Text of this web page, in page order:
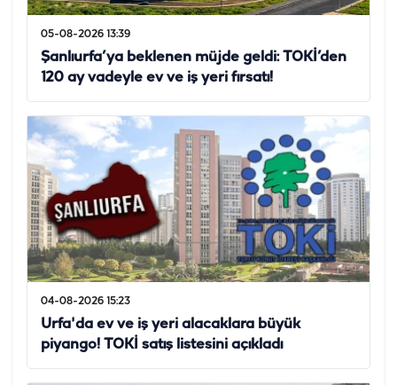
05-08-2026 13:39
Şanlıurfa’ya beklenen müjde geldi: TOKİ’den
120 ay vadeyle ev ve iş yeri fırsatı!
04-08-2026 15:23
Urfa'da ev ve iş yeri alacaklara büyük
piyango! TOKİ satış listesini açıkladı